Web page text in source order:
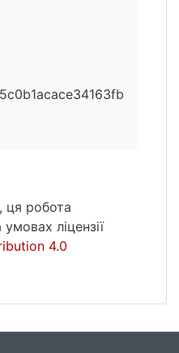
ця робота
ліцензії
4.0